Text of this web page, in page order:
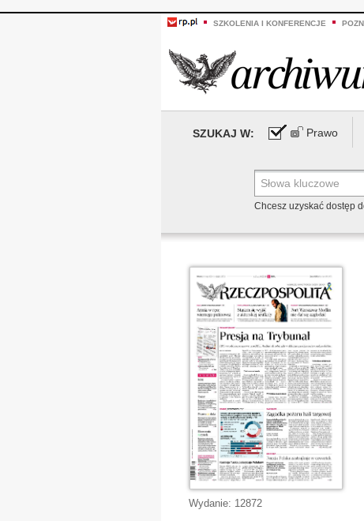
SZKOLENIA I KONFERENCJE
SZUKAJ W: Prawo
Chcesz uzyskać dostęp
Wydanie: 12872